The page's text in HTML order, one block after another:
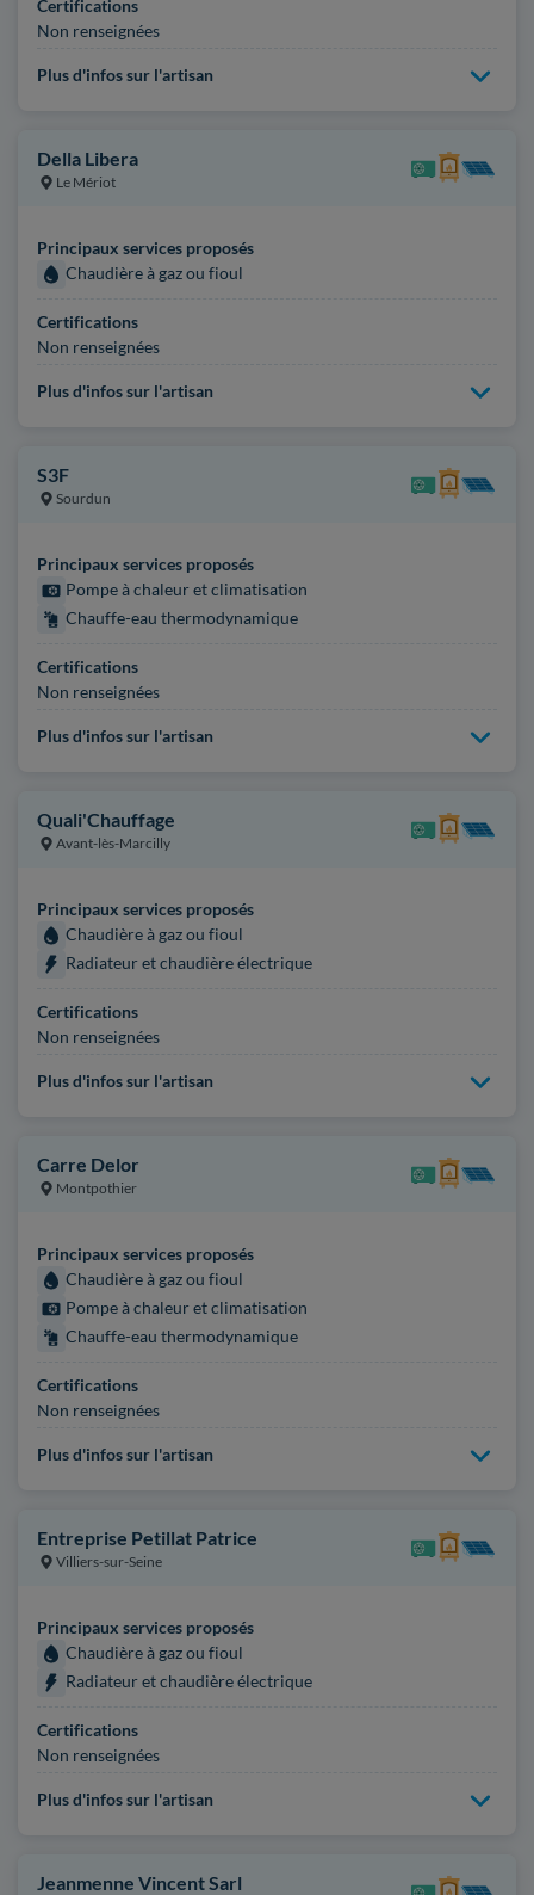
Certifications
Non renseignées
Plus d'infos sur l'artisan
Della Libera
Le Mériot
Principaux services proposés
Chaudière à gaz ou fioul
Certifications
Non renseignées
Plus d'infos sur l'artisan
S3F
Sourdun
Principaux services proposés
Pompe à chaleur et climatisation
Chauffe-eau thermodynamique
Certifications
Non renseignées
Plus d'infos sur l'artisan
Quali'Chauffage
Avant-lès-Marcilly
Principaux services proposés
Chaudière à gaz ou fioul
Radiateur et chaudière électrique
Certifications
Non renseignées
Plus d'infos sur l'artisan
Carre Delor
Montpothier
Principaux services proposés
Chaudière à gaz ou fioul
Pompe à chaleur et climatisation
Chauffe-eau thermodynamique
Certifications
Non renseignées
Plus d'infos sur l'artisan
Entreprise Petillat Patrice
Villiers-sur-Seine
Principaux services proposés
Chaudière à gaz ou fioul
Radiateur et chaudière électrique
Certifications
Non renseignées
Plus d'infos sur l'artisan
Jeanmenne Vincent Sarl